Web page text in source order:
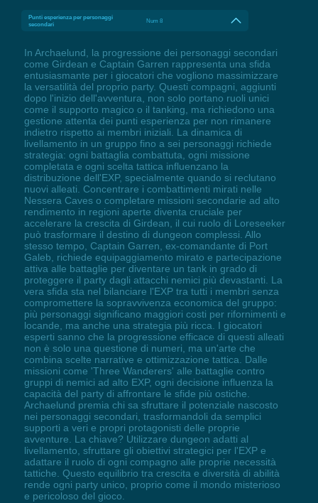
Punti esperienza per personaggi
secondari
Num 8
In Archaelund, la progressione dei personaggi secondari
come Girdean e Captain Garren rappresenta una sfida
entusiasmante per i giocatori che vogliono massimizzare
la versatilità del proprio party. Questi compagni, aggiunti
dopo l'inizio dell'avventura, non solo portano ruoli unici
come il supporto magico o il tanking, ma richiedono una
gestione attenta dei punti esperienza per non rimanere
indietro rispetto ai membri iniziali. La dinamica di
livellamento in un gruppo fino a sei personaggi richiede
strategia: ogni battaglia combattuta, ogni missione
completata e ogni scelta tattica influenzano la
distribuzione dell'EXP, specialmente quando si reclutano
nuovi alleati. Concentrare i combattimenti mirati nelle
Nessera Caves o completare missioni secondarie ad alto
rendimento in regioni aperte diventa cruciale per
accelerare la crescita di Girdean, il cui ruolo di Loreseeker
può trasformare il destino di dungeon complessi. Allo
stesso tempo, Captain Garren, ex-comandante di Port
Galeb, richiede equipaggiamento mirato e partecipazione
attiva alle battaglie per diventare un tank in grado di
proteggere il party dagli attacchi nemici più devastanti. La
vera sfida sta nel bilanciare l'EXP tra tutti i membri senza
compromettere la sopravvivenza economica del gruppo:
più personaggi significano maggiori costi per rifornimenti e
locande, ma anche una strategia più ricca. I giocatori
esperti sanno che la progressione efficace di questi alleati
non è solo una questione di numeri, ma un'arte che
combina scelte narrative e ottimizzazione tattica. Dalle
missioni come 'Three Wanderers' alle battaglie contro
gruppi di nemici ad alto EXP, ogni decisione influenza la
capacità del party di affrontare le sfide più ostiche.
Archaelund premia chi sa sfruttare il potenziale nascosto
nei personaggi secondari, trasformandoli da semplici
supporti a veri e propri protagonisti delle proprie
avventure. La chiave? Utilizzare dungeon adatti al
livellamento, sfruttare gli obiettivi strategici per l'EXP e
adattare il ruolo di ogni compagno alle proprie necessità
tattiche. Questo equilibrio tra crescita e diversità di abilità
rende ogni party unico, proprio come il mondo misterioso
e pericoloso del gioco.